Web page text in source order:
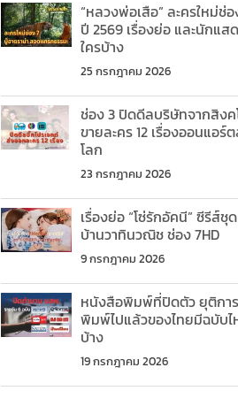
“หลวงพ่อเสือ” ละครใหม่ช่
ปี 2569 เรื่องย่อ และนักแส
ใครบ้าง
25 กรกฎาคม 2026
ช่อง 3 ปิดดีลบริษัทจากสิงค
ขายละคร 12 เรื่องออนแอร์
โลก
23 กรกฎาคม 2026
เรื่องย่อ “โซ่รักอัคนี” ซีรีส์ชุด
บ้านวาทินวณิช ช่อง 7HD
9 กรกฎาคม 2026
หนังสือพิมพ์ที่ปิดตัว ยุติการ
พิมพ์ไปแล้วของไทยมีฉบับไ
บ้าง
19 กรกฎาคม 2026